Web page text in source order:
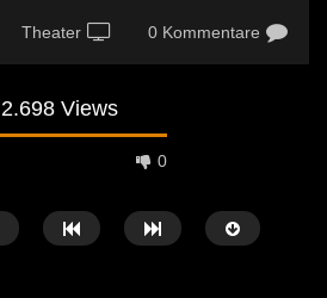
Theater 0 Kommentare
2.698 Views
0